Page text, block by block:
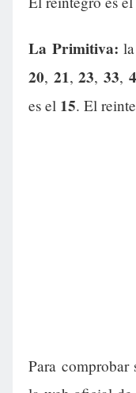
La Primitiva:
20, 21,23,33,
es el 15. El
Para comprobar